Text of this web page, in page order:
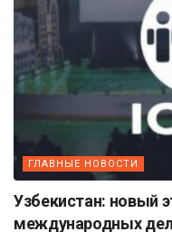
ГЛАВНЫЕ НОВОСТИ
Узбекистан: новый
международных